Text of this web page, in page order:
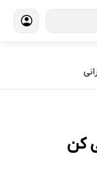
کن